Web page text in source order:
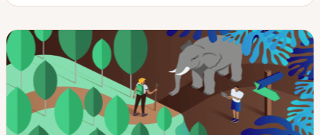
a
e
m
i
s
e
à
u
r
y
d
p
u
l
i
c
a
t
i